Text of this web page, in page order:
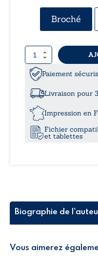
Broché
quantité
de
Les
chroniques
d’Aethelgard
Bestiaire
d’un
monde
vivant
Paiement
Livraison pour
Impression en
Fichier
et tablettes
Biographie de
Vous aimerez